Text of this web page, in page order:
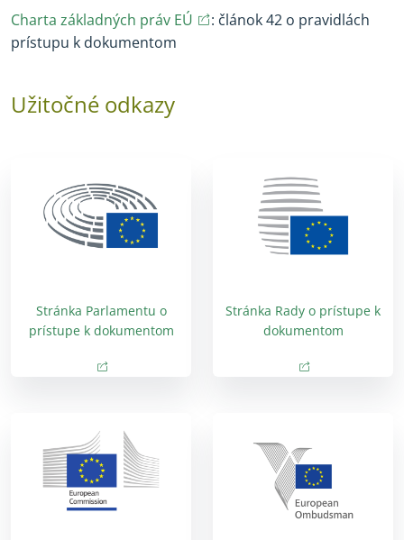
Charta základných práv EÚ (opens in new window)
(opens in new window)
: článok 42 o pravidlách
prístupu k dokumentom
Užitočné odkazy
Stránka Parlamentu o
prístupe k dokumentom
Stránka Rady o prístupe k
dokumentom